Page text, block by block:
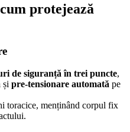
protejează
de siguranță în trei puncte,
și pre-tensionare automată pe
toracice, menținând corpul fix